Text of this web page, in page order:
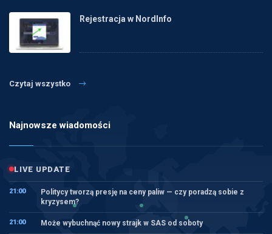
Rejestracja w NordInfo
Czytaj wszystko
Najnowsze wiadomości
LIVE UPDATE
21:00
Politycy tworzą presję na ceny paliw — czy poradzą sobie z
kryzysem?
21:00 Może wybuchnąć nowy strajk w SAS od soboty